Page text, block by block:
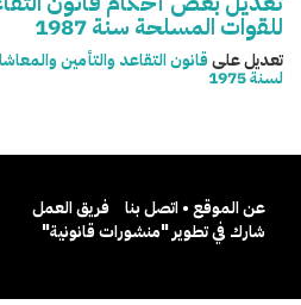
للقوات المسلحة سنة 1987
تعديل على
لسنة 1975
عن الموقع • اتصل بنا
فريق العمل
شارك في تطوير "منشورات قانونية"